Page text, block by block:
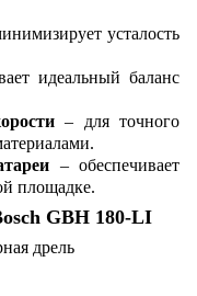
усталость
идеальный баланс
– для точного
– обеспечивает
площадке.
GBH 180-LI
дрель